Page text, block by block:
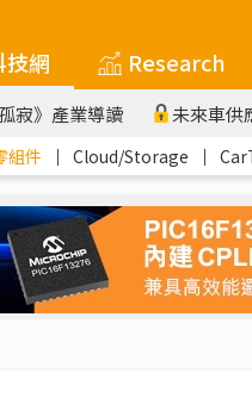
技網 Research
寂》產業導讀 未來車供
組件 ｜ Cloud/Storage ｜